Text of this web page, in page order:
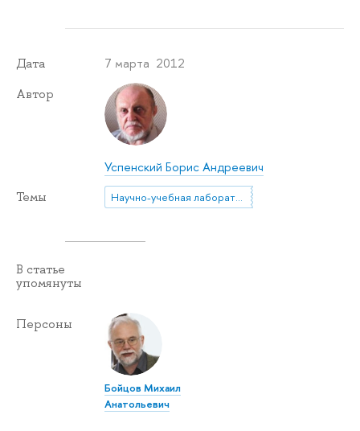
Дата 7 марта 2012
Автор
Успенский Борис Андреевич
Темы Научно-учебная лаборатория медиевистических исследований
В статье
упомянуты
Персоны
Бойцов Михаил
Анатольевич